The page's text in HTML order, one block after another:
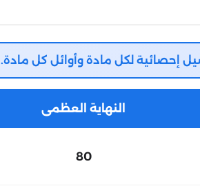
إحصائية لكل مادة وأوائل كل مادة.
النهاية العظمى
80